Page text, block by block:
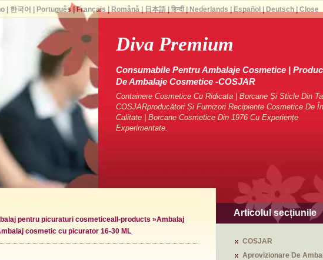
Diva Premium
Consumabile Pentru Ambalaje Cosmetice |
De Ambalaje Cosmetice -COSJAR
Containere Cosmetice Cu Ridicata | Borcane Și Sticle Din
COSJARproducători Și Furnizori Recipiente Cosmetice De
Calitate | Borcane Cosmetice Din 1976 Cu Experiențe
Experimentate.
pentru picuraturi cosmeticeall-products »Ambalaj
cosmetic cu picurator 16-30 ML
Articolul secțiunile
COSJAR
Aprovizionare De
| 한국어 Português Français Română| 日本語| हिन्दी| Nederlands Español Deutsch| Close